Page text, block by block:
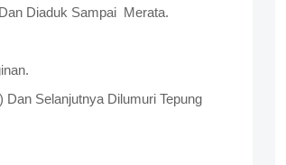
Diaduk Sampai Merata.
Selanjutnya Dilumuri Tepung